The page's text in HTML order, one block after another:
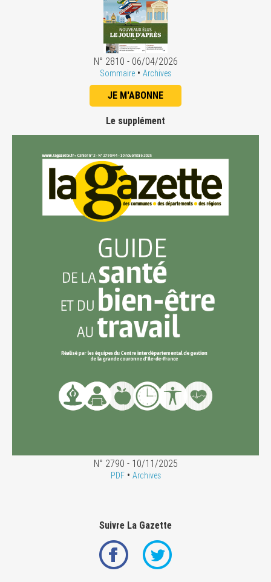
N° 2810 - 06/04/2026
Sommaire • Archives
JE M'ABONNE
Le supplément
N° 2790 - 10/11/2025
PDF• Archives
Suivre La Gazette